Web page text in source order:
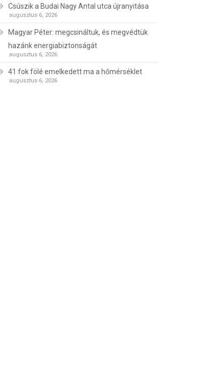
Csúszik a Budai Nagy Antal utca újranyitása
augusztus 6, 2026
Magyar Péter: megcsináltuk, és megvédtük
hazánk energiabiztonságát
augusztus 6, 2026
41 fok fölé emelkedett ma a hőmérséklet
augusztus 6, 2026